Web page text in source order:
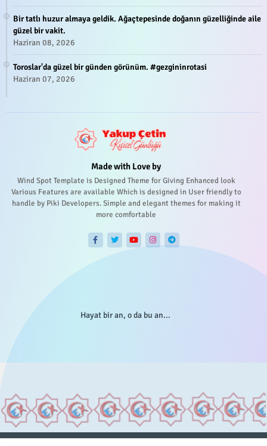
Bir tatlı huzur almaya geldik. Ağaçtepesinde doğanın güzelliğinde aile
güzel bir vakit.
Haziran 08, 2026
Toroslar'da güzel bir günden görünüm. #gezgininrotasi
Haziran 07, 2026
Made with Love by
Wind Spot Template is Designed Theme for Giving Enhanced look
Various Features are available Which is designed in User friendly to
handle by Piki Developers. Simple and elegant themes for making it
more comfortable
Hayat bir an, o da bu an...